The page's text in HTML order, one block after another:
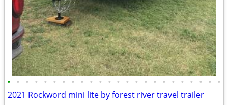
• • • • • • • • • • • • • • • • • • • • • • • •
2021 Rockword mini lite by forest river travel trailer